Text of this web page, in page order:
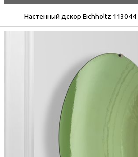
Настенный декор Eichholtz 113044